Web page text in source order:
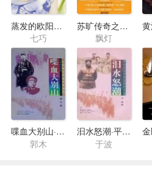
蒸发的欧阳太太
七巧
苏旷传奇之重整河山待后生
飘灯
喋血大别山·黄麻暴动纪实
郭木
汩水怒潮·平江暴动纪实
于波